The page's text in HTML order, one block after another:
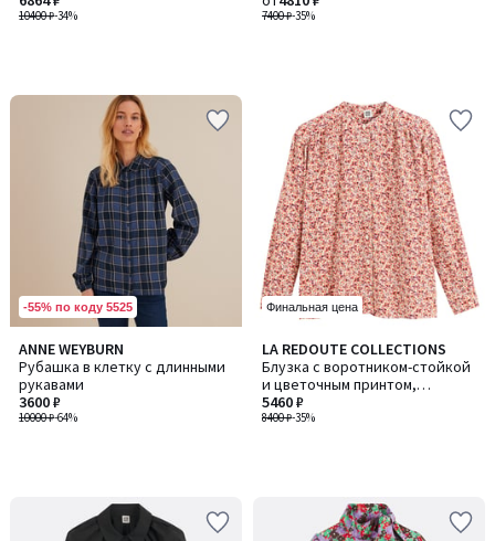
10400 ₽-34% 7400 ₽-35%
-55% по коду 5525
ANNE WEYBURN
Рубашка в клетку с длинными
рукавами
10000 ₽-64%
3600 ₽
Финальная цена
LA REDOUTE COLLECTIONS
Блузка с воротником-стойкой
и цветочным принтом,
длинные рукава
8400 ₽-35%
5460 ₽